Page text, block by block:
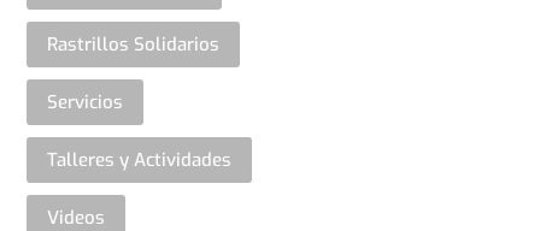
Rastrillos Solidarios
Servicios
Talleres y Actividades
Videos